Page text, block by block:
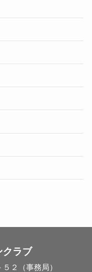
クラブ
２（事務局）